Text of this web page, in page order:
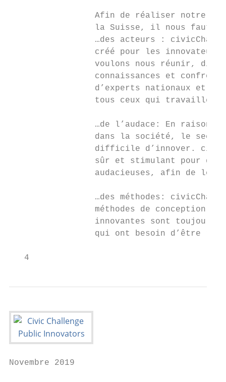
Afin de réaliser notre
                 la Suisse, il nous faut…
…des acteurs :
créé pour les innovateurs
voulons nous réunir,
connaissances et
d’experts nationaux et
tous ceux qui
…de l’audace: En raison
dans la société, le
difficile d’innover.
sûr et stimulant pour
audacieuses, afin de les
…des méthodes:
méthodes de conception
innovantes sont toujours
qui ont besoin d’être
   4
Novembre 2019